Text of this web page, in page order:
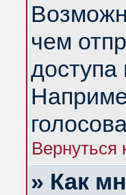
чем
Вернуться
» Как